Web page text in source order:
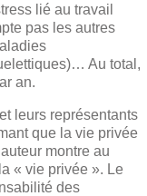
lié au travail
pas les autres
Au total,
an.
leurs représentants
que la vie privée
montre au
« vie privée ». Le
des